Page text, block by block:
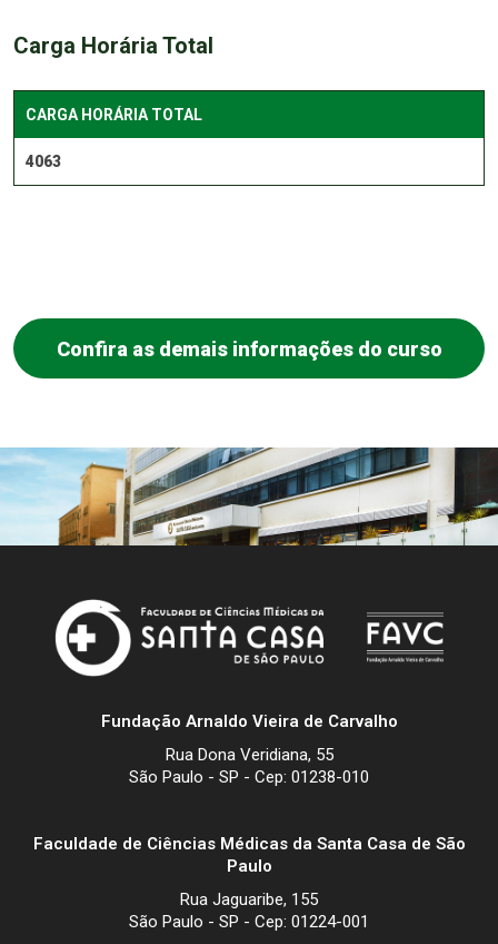
Carga Horária Total
CARGA HORÁRIA TOTAL
4063
Confira as demais informações do curso
Fundação Arnaldo Vieira de Carvalho
Rua Dona Veridiana, 55
São Paulo - SP - Cep: 01238-010
Faculdade de Ciências Médicas da Santa Casa de São
Paulo
Rua Jaguaribe, 155
São Paulo - SP - Cep: 01224-001